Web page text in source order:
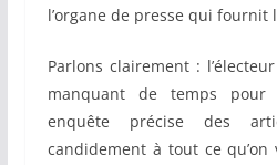
l’organe de presse qui fournit
Parlons clairement :
manquant de temps
enquête précise des
candidement à tout ce